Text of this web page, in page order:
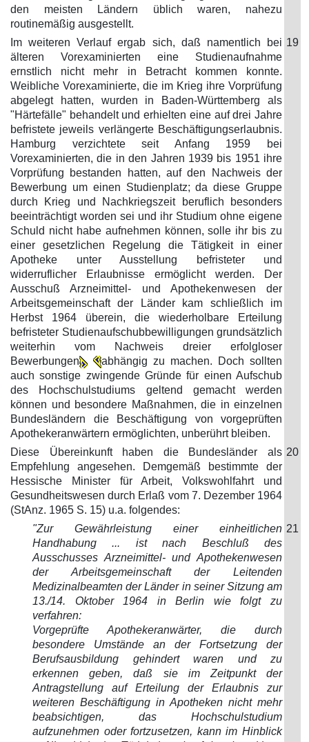
den meisten Ländern üblich waren, nahezu
routinemäßig ausgestellt.
Im weiteren Verlauf ergab sich, daß namentlich bei
älteren Vorexaminierten eine Studienaufnahme
ernstlich nicht mehr in Betracht kommen konnte.
Weibliche Vorexaminierte, die im Krieg ihre Vorprüfung
abgelegt hatten, wurden in Baden-Württemberg als
"Härtefälle" behandelt und erhielten eine auf drei Jahre
befristete jeweils verlängerte Beschäftigungserlaubnis.
Hamburg verzichtete seit Anfang 1959 bei
Vorexaminierten, die in den Jahren 1939 bis 1951 ihre
Vorprüfung bestanden hatten, auf den Nachweis der
Bewerbung um einen Studienplatz; da diese Gruppe
durch Krieg und Nachkriegszeit beruflich besonders
beeinträchtigt worden sei und ihr Studium ohne eigene
Schuld nicht habe aufnehmen können, solle ihr bis zu
einer gesetzlichen Regelung die Tätigkeit in einer
Apotheke unter Ausstellung befristeter und
widerruflicher Erlaubnisse ermöglicht werden. Der
Ausschuß Arzneimittel- und Apothekenwesen der
Arbeitsgemeinschaft der Länder kam schließlich im
Herbst 1964 überein, die wiederholbare Erteilung
befristeter Studienaufschubbewilligungen grundsätzlich
weiterhin vom Nachweis dreier erfolgloser
Bewerbungen
abhängig zu machen. Doch sollten
auch sonstige zwingende Gründe für einen Aufschub
des Hochschulstudiums geltend gemacht werden
können und besondere Maßnahmen, die in einzelnen
Bundesländern die Beschäftigung von vorgeprüften
Apothekeranwärtern ermöglichten, unberührt bleiben.
19
Diese Übereinkunft haben die Bundesländer als
Empfehlung angesehen. Demgemäß bestimmte der
Hessische Minister für Arbeit, Volkswohlfahrt und
Gesundheitswesen durch Erlaß vom 7. Dezember 1964
(StAnz. 1965 S. 15) u.a. folgendes:
20
"Zur Gewährleistung einer einheitlichen
Handhabung ... ist nach Beschluß des
Ausschusses Arzneimittel- und Apothekenwesen
der Arbeitsgemeinschaft der Leitenden
Medizinalbeamten der Länder in seiner Sitzung am
13./14. Oktober 1964 in Berlin wie folgt zu
verfahren:
Vorgeprüfte Apothekeranwärter, die durch
besondere Umstände an der Fortsetzung der
Berufsausbildung gehindert waren und zu
erkennen geben, daß sie im Zeitpunkt der
Antragstellung auf Erteilung der Erlaubnis zur
weiteren Beschäftigung in Apotheken nicht mehr
beabsichtigen, das Hochschulstudium
aufzunehmen oder fortzusetzen, kann im Hinblick
21